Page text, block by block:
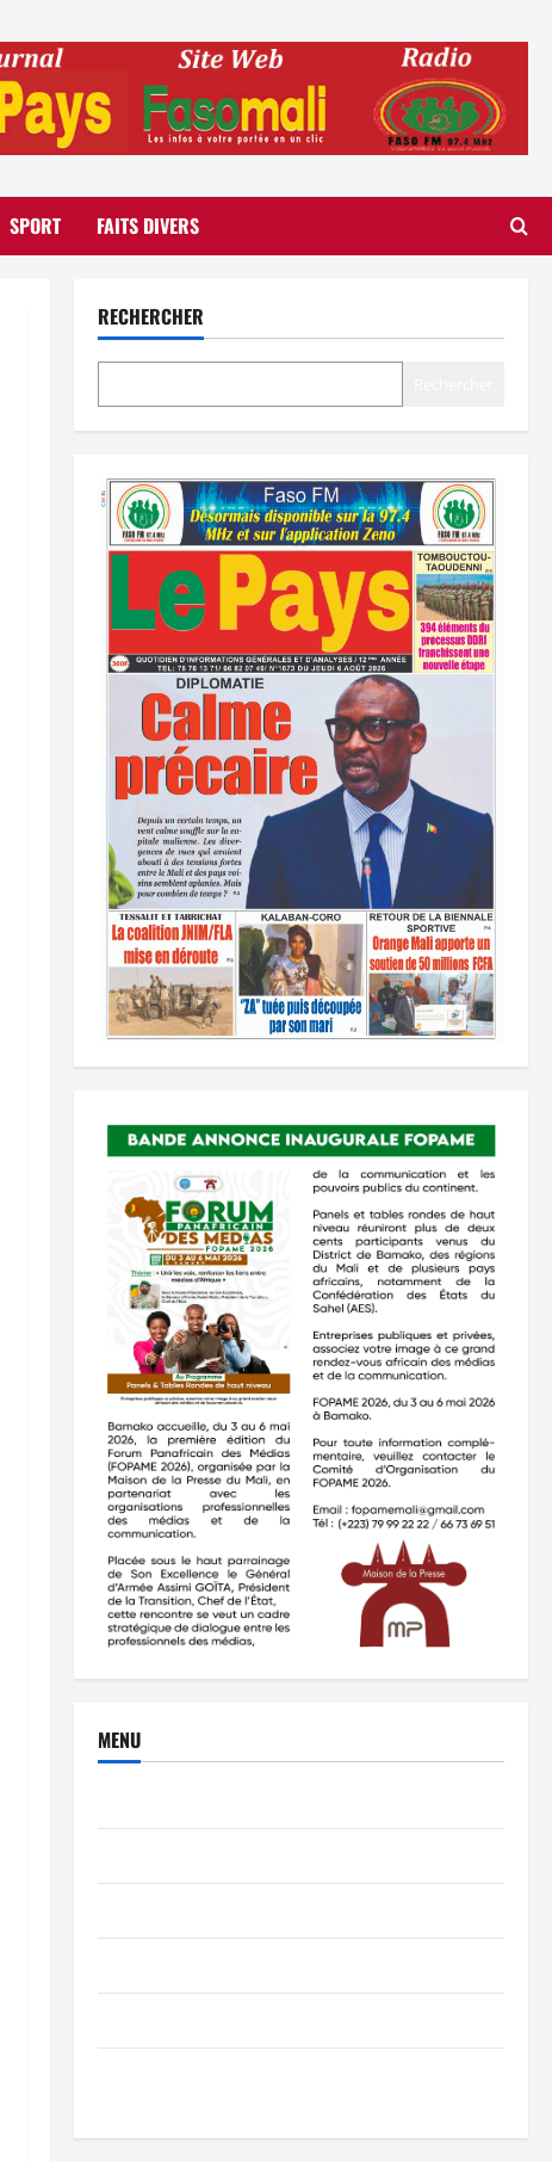
SPORT FAITS DIVERS
RECHERCHER
MENU